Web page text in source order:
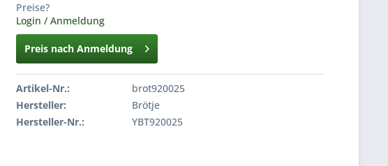
Preise?
Login / Anmeldung
Preis nach Anmeldung
Artikel-Nr.:
brot920025
Hersteller:
Brötje
Hersteller-Nr.:
YBT920025